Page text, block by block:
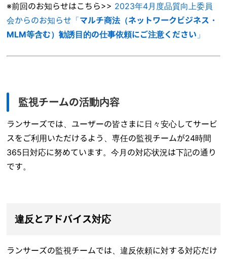
※前回のお知らせはこちら>> 2023年4月度品質向上委員
会からのお知らせ「マルチ商法（ネットワークビジネス・
MLM等含む）勧誘目的の仕事依頼にご注意ください 」
監視チームの活動内容
ランサーズでは、ユーザーの皆さまに日々安心してサービ
スをご利用いただけるよう、専任の監視チームが24時間
365日対応に努めています。今月の対応状況は下記の通り
です。
違反とアドバイス対応
ランサーズの監視チームでは、違反依頼に対する対応だけ